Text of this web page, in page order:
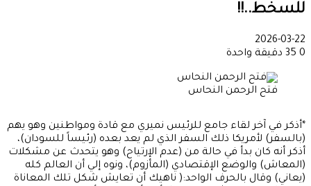
للسخط..!!
2026-03-22
0
دقيقة واحدة
فتح الرحمن النحاس
*أذكر في آخر لقاء جامع للرئيس نميري مع قادة ومواطنين وهو يهم
(بالسفر) لأمريكا ذلك السفر الذي لم يعد بعده (رئيساً للسودان)،
أذكر أنه كان بدأ في حالة من (عدم الإرتياح) وهو يتحدث عن مشكلات
(المعاش) والوضع الإقتصادي (المأزوم)، ونوه إلي أن العالم كله
(يعاني) وقال بالحرف الواحد:( ناهيك أن تعايش شكل تلك المعاناة